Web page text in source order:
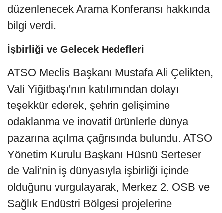
düzenlenecek Arama Konferansı hakkında
bilgi verdi.
İşbirliği ve Gelecek Hedefleri
ATSO Meclis Başkanı Mustafa Ali Çelikten,
Vali Yiğitbaşı'nın katılımından dolayı
teşekkür ederek, şehrin gelişimine
odaklanma ve inovatif ürünlerle dünya
pazarına açılma çağrısında bulundu. ATSO
Yönetim Kurulu Başkanı Hüsnü Serteser
de Vali'nin iş dünyasıyla işbirliği içinde
olduğunu vurgulayarak, Merkez 2. OSB ve
Sağlık Endüstri Bölgesi projelerine